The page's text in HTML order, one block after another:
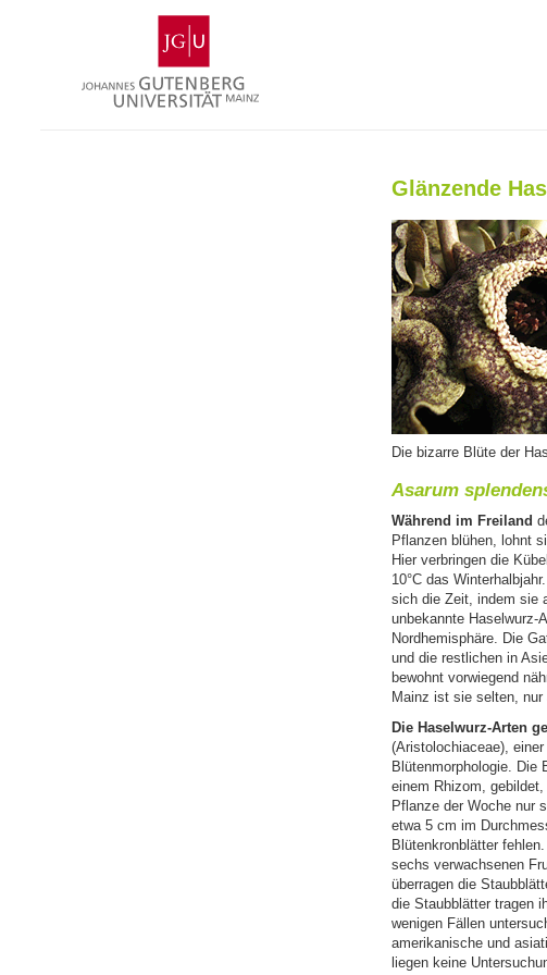
Gutenberg-
Universität
Mainz
Glänzende
Die bizarre Blüte der
Asarum
Während im Freiland
Pflanzen blühen, lohnt
Hier verbringen die
10°C das
sich die Zeit, indem sie
unbekannte Haselwurz-
Nordhemisphäre. Die
und die restlichen in
bewohnt vorwiegend
Mainz ist sie selten, nur
Die Haselwurz-Arten
(Aristolochiaceae),
Blütenmorphologie. Die
einem Rhizom,
Pflanze der Woche nur
etwa 5 cm im
Blütenkronblätter
sechs verwachsenen
überragen die
die Staubblätter tragen
wenigen Fällen
amerikanische und
liegen keine